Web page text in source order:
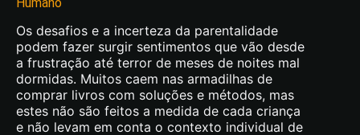
Cerebral
A Educação com o Desenho Humano
Os desafios e a incerteza da parentalidade
podem fazer surgir sentimentos que vão desde
a frustração até terror de meses de noites mal
dormidas. Muitos caem nas armadilhas de
comprar livros com soluções e métodos, mas
estes não são feitos a medida de cada criança
e não levam em conta o contexto individual de